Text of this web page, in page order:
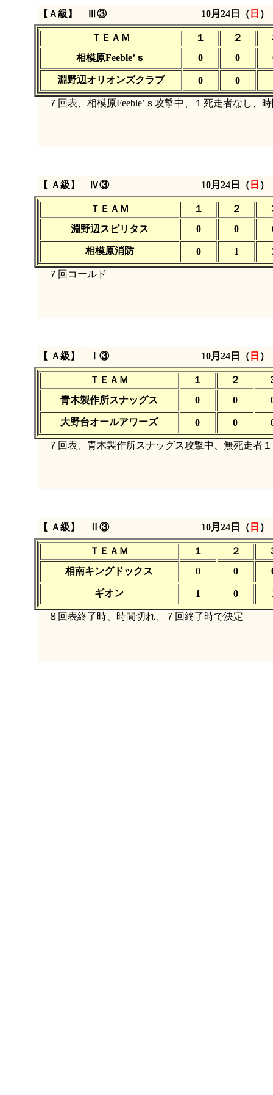
【Ａ級】 Ⅲ③ 10月24日（ 日
ＴＥＡＭ １ ２
相模原Feeble’ｓ
0 0
淵野辺オリオンズクラブ 0 0
７回表、相模原Feeble’ｓ攻撃中、１死走者なし、
【 Ａ級】 Ⅳ③ 10月24日（ 日
ＴＥＡＭ １ ２
淵野辺スピリタス
0 0
相模原消防 0 1
７回コールド
【 Ａ級】 Ⅰ③ 10月24日（ 日
ＴＥＡＭ １ ２
青木製作所スナッグス
0 0
大野台オールアワーズ 0 0
７回表、青木製作所スナッグス攻撃中、無死走者
【 Ａ級】 Ⅱ③ 10月24日（ 日
ＴＥＡＭ １ ２
相南キングドックス
0 0
ギオン 1 0
８回表終了時、時間切れ、７回終了時で決定